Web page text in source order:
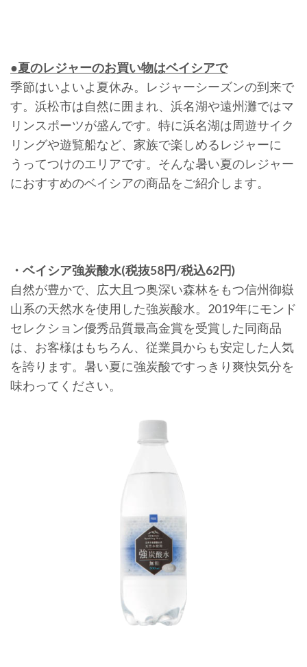
●夏のレジャーのお買い物はベイシアで
季節はいよいよ夏休み。レジャーシーズンの到来で
す。浜松市は自然に囲まれ、浜名湖や遠州灘ではマ
リンスポーツが盛んです。特に浜名湖は周遊サイク
リングや遊覧船など、家族で楽しめるレジャーに
うってつけのエリアです。そんな暑い夏のレジャー
におすすめのベイシアの商品をご紹介します。
・ベイシア強炭酸水(税抜58円/税込62円)
自然が豊かで、広大且つ奥深い森林をもつ信州御嶽
山系の天然水を使用した強炭酸水。2019年にモンド
セレクション優秀品質最高金賞を受賞した同商品
は、お客様はもちろん、従業員からも安定した人気
を誇ります。暑い夏に強炭酸ですっきり爽快気分を
味わってください。